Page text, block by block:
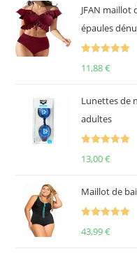
JFAN maillot
épaules
11,88€
Lunettes de
adultes
13,00€
Maillot de
43,99€